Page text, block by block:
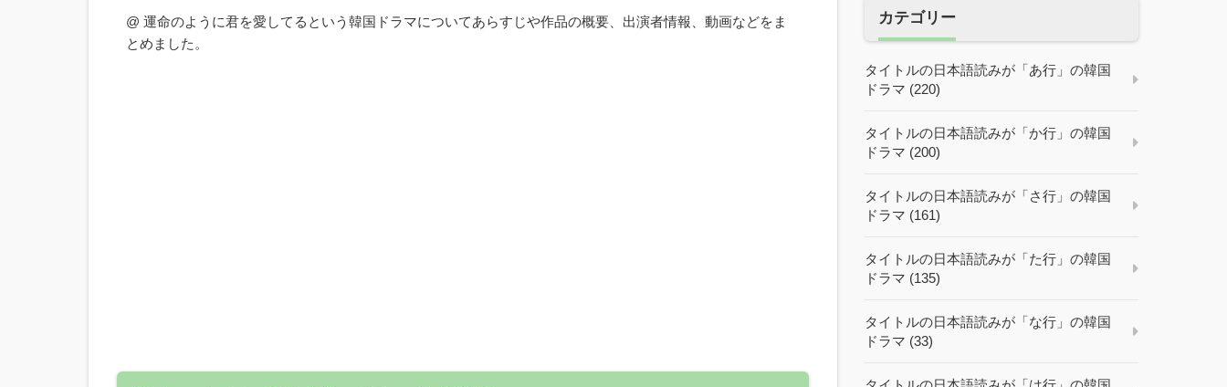
@ 運命のように君を愛してるという韓国ドラマについてあらすじや作品の概要、出演者情報、動画などをま
とめました。
カテゴリー
タイトルの日本語読みが「あ行」の韓国
ドラマ (220)
タイトルの日本語読みが「か行」の韓国
ドラマ (200)
タイトルの日本語読みが「さ行」の韓国
ドラマ (161)
タイトルの日本語読みが「た行」の韓国
ドラマ (135)
タイトルの日本語読みが「な行」の韓国
ドラマ (33)